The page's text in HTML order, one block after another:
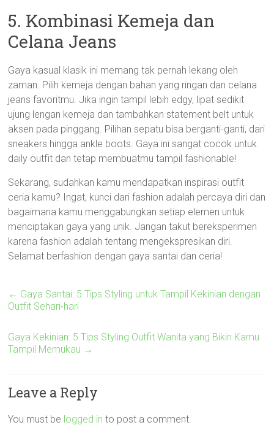
5. Kombinasi Kemeja dan
Celana Jeans
Gaya kasual klasik ini memang tak pernah lekang oleh
zaman. Pilih kemeja dengan bahan yang ringan dan celana
jeans favoritmu. Jika ingin tampil lebih edgy, lipat sedikit
ujung lengan kemeja dan tambahkan statement belt untuk
aksen pada pinggang. Pilihan sepatu bisa berganti-ganti, dari
sneakers hingga ankle boots. Gaya ini sangat cocok untuk
daily outfit dan tetap membuatmu tampil fashionable!
Sekarang, sudahkan kamu mendapatkan inspirasi outfit
ceria kamu? Ingat, kunci dari fashion adalah percaya diri dan
bagaimana kamu menggabungkan setiap elemen untuk
menciptakan gaya yang unik. Jangan takut bereksperimen
karena fashion adalah tentang mengekspresikan diri.
Selamat berfashion dengan gaya santai dan ceria!
← Gaya Santai: 5 Tips Styling untuk Tampil Kekinian dengan
Outfit Sehari-hari
Gaya Kekinian: 5 Tips Styling Outfit Wanita yang Bikin Kamu
Tampil Memukau →
Leave a Reply
You must be logged in to post a comment.